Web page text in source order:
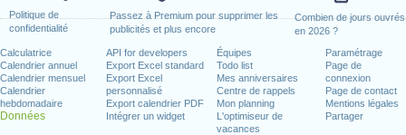
Politique de
confidentialité
Passez à Premium pour supprimer les
publicités et plus encore
Combien de jours ouvrés
en 2026 ?
Calculatrice
Calendrier annuel
Calendrier mensuel
Calendrier
hebdomadaire
Données
API for developers
Export Excel standard
Export Excel
personnalisé
Export calendrier PDF
Intégrer un widget
Équipes
Todo list
Mes anniversaires
Centre de rappels
Mon planning
L'optimiseur de
vacances
Paramétrage
Page de
connexion
Page de contact
Mentions légales
Partager